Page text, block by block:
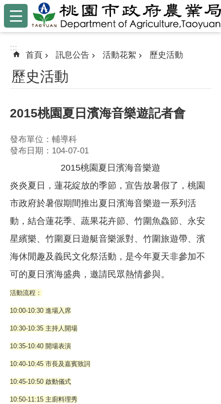
跳到主要內容區塊
:::
:::
首頁 訊息公告 活動花絮 歷史活動
歷史活動
2015桃園夏日濱海音樂遊記者會
發布單位：輔導科
發布日期：104-07-01
2015桃園夏日濱海音樂遊
炎炎夏日，蓮花綻放的季節，宣告放暑假了，桃園
市政府於暑假期間推出夏日濱海音樂遊一系列活
動，結合蓮花季、蔬果花卉節、竹圍魚鱻節、永安
星繽樂、竹圍夏日遊艇音樂派對、竹圍旅遊帶、濱
海休閒趣及義民文化祭活動，是今年夏天非參加不
可的夏日濱海盛典，邀請民眾熱情參與。
活動流程：
10:00-10:30 進場入席
10:30-10:35 主持人開場
10:35-10:40 開場表演
10:40-10:45 市長及嘉賓致詞
10:45-10:50 啟動儀式
10:50-11:15 主廚料理秀